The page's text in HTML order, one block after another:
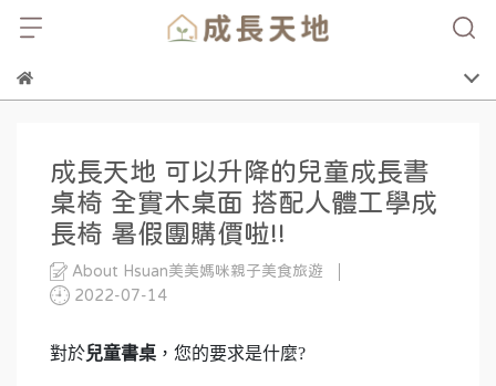
成長天地 可以升降的兒童成長書
桌椅 全實木桌面 搭配人體工學成
長椅 暑假團購價啦!!
About Hsuan美美媽咪親子美食旅遊
2022-07-14
對於兒童書桌 ，您的要求是什麼?